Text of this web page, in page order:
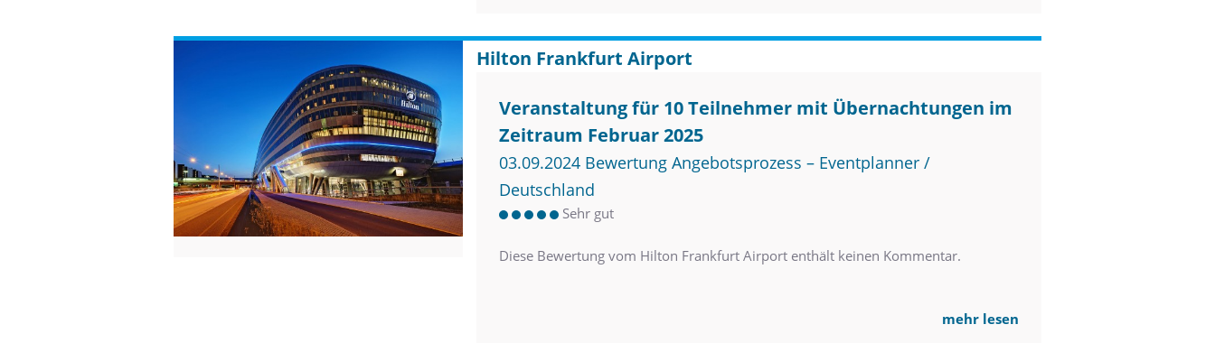
Hilton Frankfurt Airport
Veranstaltung für 10 Teilnehmer mit Übernachtungen im
Zeitraum Februar 2025
03.09.2024 Bewertung Angebotsprozess – Eventplanner /
Deutschland
Sehr gut
Diese Bewertung vom Hilton Frankfurt Airport enthält keinen Kommentar.
mehr lesen